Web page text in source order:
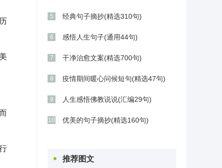
5 经典句子摘抄(精选310句)
6 感悟人生句子(通用44句)
7 干净治愈文案(精选700句)
8 疫情期间暖心问候短句(精选47句)
9 人生感悟佛教说说(汇编29句)
10 优美的句子摘抄(精选160句)
推荐图文